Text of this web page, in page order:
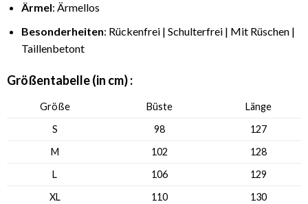
Ärmel: Ärmellos
Besonderheiten: Rückenfrei | Schulterfrei | Mit Rüschen |
Taillenbetont
Größentabelle (in cm) :
Größe Büste
Länge
S
98
127
M
102
128
L
106
129
XL
110 130